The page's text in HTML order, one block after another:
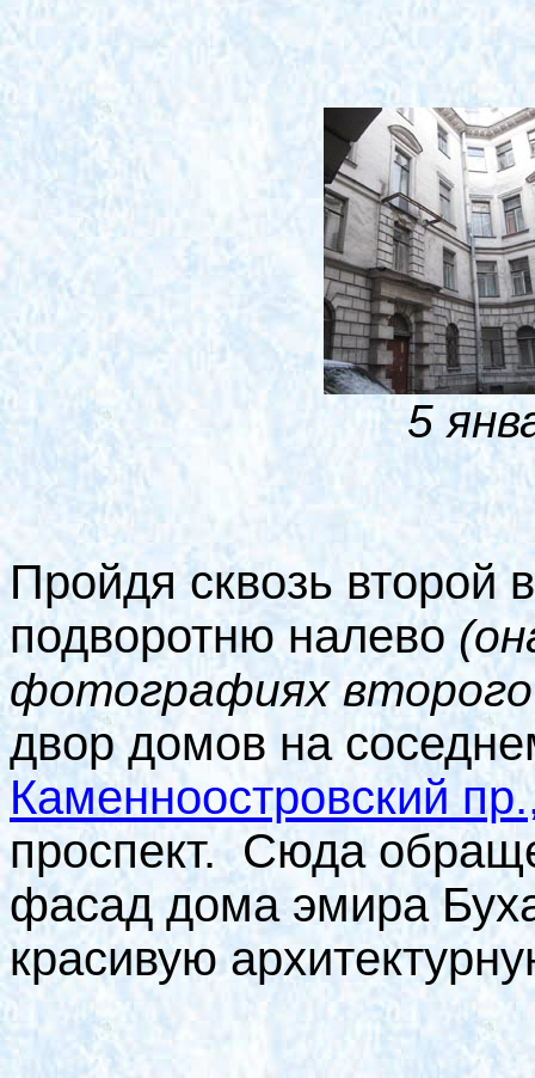
5
Пройдя сквозь второй
подворотню налево
фотографиях второго
двор домов на
Каменноостровский
проспект.
Сюда
фасад дома эмира
красивую